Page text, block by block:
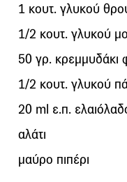
1 κουτ. γλυκού
1/2 κουτ. γλυκού
50 γρ. κρεμμυδάκι
1/2 κουτ. γλυκού
20 ml ε.π.
αλάτι
μαύρο πιπέρι